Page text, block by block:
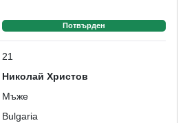
Потвърден
21
Николай Христов
Мъже
Bulgaria